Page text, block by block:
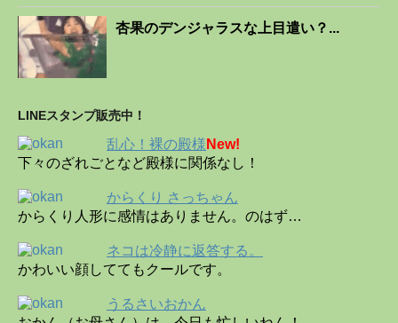
杏果のデンジャラスな上目遣い？...
LINEスタンプ販売中！
乱心！裸の殿様 New!
下々のざれごとなど殿様に関係なし！
からくり さっちゃん
からくり人形に感情はありません。のはず…
ネコは冷静に返答する。
かわいい顔しててもクールです。
うるさいおかん